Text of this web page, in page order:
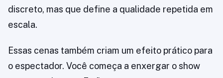
discreto, mas que define a qualidade repetida em
escala.
Essas cenas também criam um efeito prático para
o espectador. Você começa a enxergar o show